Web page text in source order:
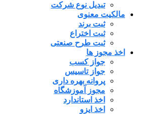
تبدیل نوع شرکت
مالکیت معنوی
ثبت برند
ثبت اختراع
ثبت طرح صنعتی
اخذ مجوز ها
جواز کسب
جواز تاسیس
پروانه بهره داری
مجوز آموزشگاه
اخذ استاندارد
اخذ ایزو